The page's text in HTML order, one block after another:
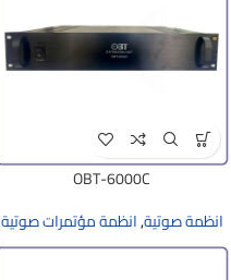
OBT-6000C
انظمة صوتية,انظمة مؤتمرات صوتية